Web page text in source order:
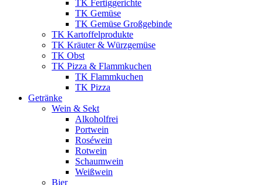
TK Fertiggerichte
TK Gemüse
TK Gemüse Großgebinde
TK Kartoffelprodukte
TK Kräuter & Würzgemüse
TK Obst
TK Pizza & Flammkuchen
TK Flammkuchen
TK Pizza
Getränke
Wein & Sekt
Alkoholfrei
Portwein
Roséwein
Rotwein
Schaumwein
Weißwein
Bier